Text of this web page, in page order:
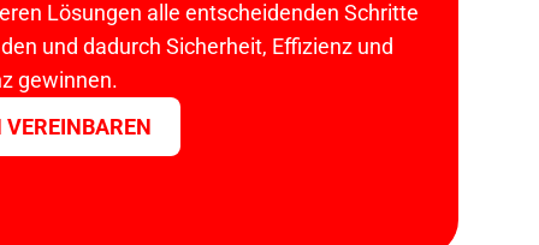
Lösungen alle entscheidenden Schritte
und dadurch Sicherheit, Effizienz und
gewinnen.